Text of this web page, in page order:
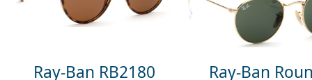
Ray-Ban RB2180
Ray-Ban